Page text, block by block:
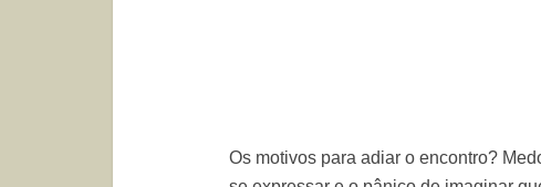
Os motivos para adiar o encontro?